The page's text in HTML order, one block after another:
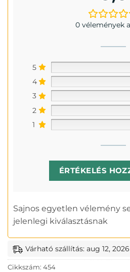
0 vélemények
5
4
3
2
1
ÉRTÉKELÉS
Sajnos egyetlen vélemény
jelenlegi kiválasztásnak
Várható szállítás: aug 12,
Cikkszám: 454